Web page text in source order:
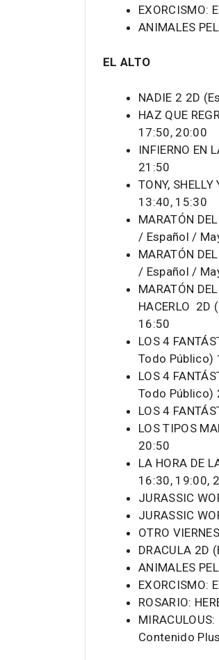
EXORCISMO:
ANIMALES
EL ALTO
NADIE 2 2D
HAZ QUE
17:50, 20:00
INFIERNO EN
21:50
TONY,
13:40, 15:30
MARATÓN
/ Español /
MARATÓN
/ Español /
MARATÓN
HACERLO
16:50
LOS 4
Todo Público)
LOS 4
Todo Público)
LOS 4
LOS TIPOS
20:50
LA HORA DE
16:30, 19:00,
JURASSIC
JURASSIC
OTRO
DRACULA
ANIMALES
EXORCISMO:
ROSARIO:
Contenido